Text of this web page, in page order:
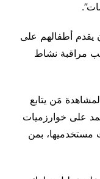
يقدم أطفالهم على
مراقبة نشاط
لمشاهدة مَن يتابع
على خوارزميات
بمن